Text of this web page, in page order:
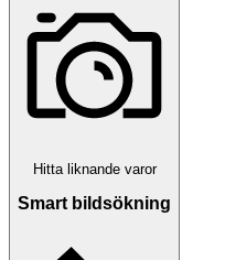
Hitta liknande varor
Smart bildsökning